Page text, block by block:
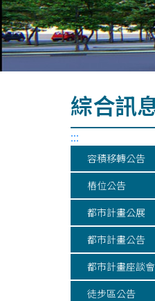
綜合訊
:::
容積移轉公告
樁位公告
都市計畫公展
都市計畫公告
都市計畫座談
徒步區公告